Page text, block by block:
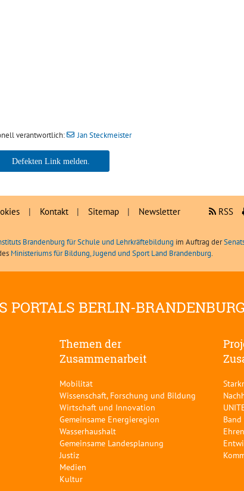
verantwortlich: Jan Steckmeister
Jan Steckmeister
| Kontakt | Sitemap | Newsletter RSS
Brandenburg für Schule und Lehrkräftebildung im Auftrag der
Ministeriums für Bildung, Jugend und Sport Land Brandenburg.
PORTALS BERLIN-
Themen der
Zusammenarbeit
Mobilität
Wissenschaft, Forschung und Bildung
Wirtschaft und Innovation
Gemeinsame Energieregion
Wasserhaushalt
Gemeinsame Landesplanung
Justiz
Medien
Kultur